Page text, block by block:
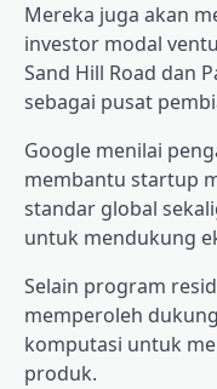
Mereka juga akan
investor modal
Sand Hill Road dan
sebagai pusat
Google menilai
membantu startup
standar global
untuk mendukung
Selain program
memperoleh
komputasi untuk
produk.